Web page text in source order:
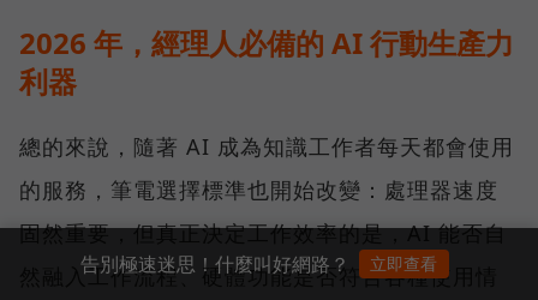
2026 年，經理人必備的 AI 行動生產力
利器
總的來說，隨著 AI 成為知識工作者每天都會使用
的服務，筆電選擇標準也開始改變：處理器速度
固然重要，但真正決定工作效率的是，AI 能否自
然融入工作流程、硬體功能是否符合各種使用情
告別極速迷思！什麼叫好網路？ 立即查看